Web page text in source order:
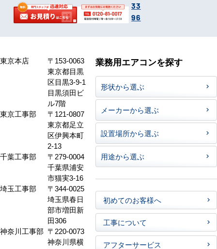
33
96
東京本店
〒153-0063
東京都目黒
区目黒3-9-1
目黒須田ビ
ル7階
東京工事部
〒121-0807
東京都足立
区伊興本町
2-13
千葉工事部
〒279-0004
千葉県浦安
市猫実3-16
埼玉工事部
〒344-0025
埼玉県春日
部市増田新
田306
神奈川工事部 〒220-0073
神奈川県横
業務用エアコンを探す
形状から選ぶ
メーカーから選ぶ
設置場所から選ぶ
用途から選ぶ
初めてのお客様へ
工事について
アフターサービス